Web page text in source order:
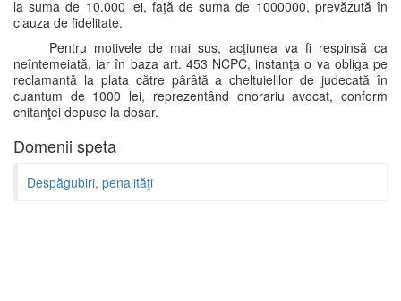
la suma de 10.000 lei, faţă de suma de 1000000, prevăzută în
clauza de fidelitate.
Pentru motivele de mai sus, acţiunea va fi respinsă ca
neîntemeiată, iar în baza art. 453 NCPC, instanţa o va obliga pe
reclamantă la plata către pârâtă a cheltuielilor de judecată în
cuantum de 1000 lei, reprezentând onorariu avocat, conform
chitanţei depuse la dosar.
Domenii speta
Despăgubiri, penalităţi